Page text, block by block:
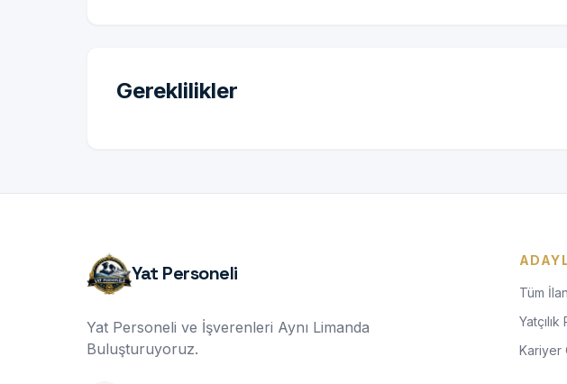
Gereklilikler
Yat Personeli
Yat Personeli ve İşverenleri Aynı Limanda
Buluşturuyoruz.
Tüm
Kariyer